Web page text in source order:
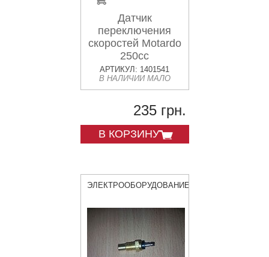
Датчик
переключения
скоростей Motardo
250cc
АРТИКУЛ: 1401541
В НАЛИЧИИ МАЛО
235 грн.
В КОРЗИНУ
ЭЛЕКТРООБОРУДОВАНИЕ